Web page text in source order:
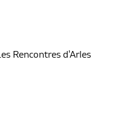
Rencontres d'Arles